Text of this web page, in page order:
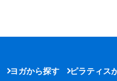
ヨガから探す ピラティス